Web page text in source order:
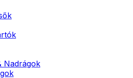
Nadrágok